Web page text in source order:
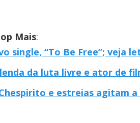
Mais:
single, “To Be Free”; veja
da luta livre e ator de
e estreias agitam a